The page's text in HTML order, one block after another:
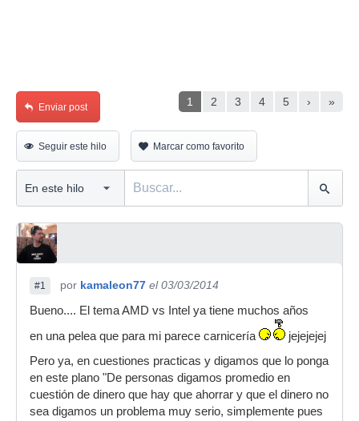
1 2 3 4 5 › »
Enviar post
Seguir este hilo Marcar como favorito
#1 por kamaleon77 el 03/03/2014
Bueno.... El tema AMD vs Intel ya tiene muchos años
en una pelea que para mi parece carnicería
jejejejej
Pero ya, en cuestiones practicas y digamos que lo ponga
en este plano "De personas digamos promedio en
cuestión de dinero que hay que ahorrar y que el dinero no
sea digamos un problema muy serio, simplemente pues